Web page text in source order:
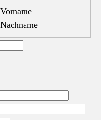
Vorname
Nachname